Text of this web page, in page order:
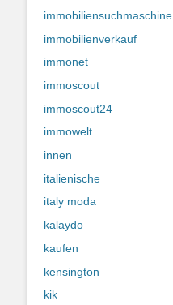
immobiliensuchmaschine
immobilienverkauf
immonet
immoscout
immoscout24
immowelt
innen
italienische
italy moda
kalaydo
kaufen
kensington
kik